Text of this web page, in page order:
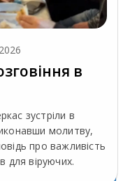
в
зустріли в
молитву,
про важливість
для віруючих.